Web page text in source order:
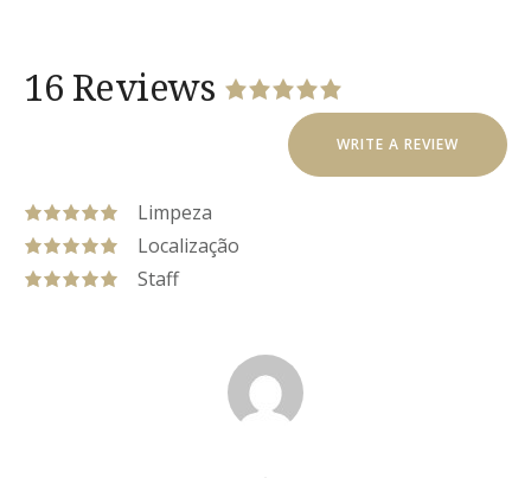
16 Reviews
5out
based
16
reviews.
WRITE A REVIEW
of5based
on 16
reviews.
Limpeza
of5based
Localização
Staff